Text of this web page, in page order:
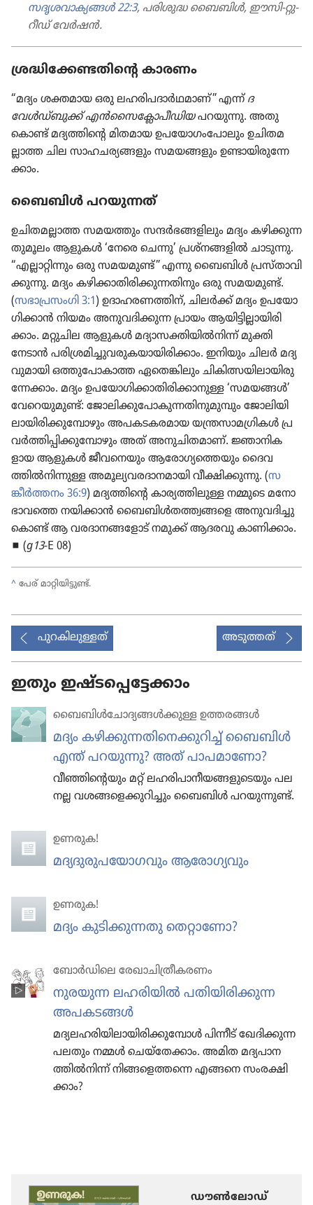
സദൃശവാക്യങ്ങൾ 22:3, പരിശുദ്ധ ബൈബിൾ, ഈസി-റ്റു-
റീഡ്‌ വേർഷൻ.
ശ്രദ്ധിക്കേണ്ടതിന്റെ കാരണം
“മദ്യം ശക്തമായ ഒരു ല​ഹ​രി​പ​ദാർഥ​മാണ്‌” എന്ന്‌ ദ
വേൾഡ്‌ബുക്ക്‌ എൻ​സൈ​ക്ലോ​പീ​ഡിയപറയുന്നു. അ​തു​
കൊണ്ട്‌ മദ്യത്തിന്റെ മിതമായ ഉ​പ​യോ​ഗം​പോ​ലും ഉ​ചി​ത​മ​
ല്ലാത്ത ചില സാ​ഹ​ച​ര്യ​ങ്ങളും സ​മ​യ​ങ്ങ​ളും ഉ​ണ്ടാ​യി​രു​ന്നേ​
ക്കാം.
ബൈബിൾ പ​റ​യു​ന്നത്‌
ഉ​ചി​ത​മ​ല്ലാത്ത സമയത്തും സ​ന്ദർഭ​ങ്ങ​ളി​ലും മദ്യം ക​ഴി​ക്കു​ന്ന​
തു​മൂ​ലം ആളുകൾ ‘നേരെ ചെന്നു’ പ്ര​ശ്‌ന​ങ്ങളിൽ ചാടുന്നു.
“എ​ല്ലാ​റ്റി​ന്നും ഒരു സ​മ​യ​മുണ്ട്‌” എന്നു ബൈബിൾ പ്ര​സ്‌താ​വി​
ക്കു​ന്നു. മദ്യം ക​ഴി​ക്കാ​തി​രി​ക്കു​ന്ന​തി​നും ഒരു സ​മ​യ​മുണ്ട്‌.
(സ​ഭാ​പ്ര​സംഗി 3:1) ഉ​ദാ​ഹ​ര​ണ​ത്തിന്‌, ചിലർക്ക്‌ മദ്യം ഉ​പ​യോ​
ഗി​ക്കാൻ നിയമം അ​നു​വ​ദി​ക്കുന്ന പ്രായം ആ​യി​ട്ടി​ല്ലാ​യി​രി​
ക്കാം. മറ്റുചില ആളുകൾ മ​ദ്യാ​സ​ക്തി​യിൽനിന്ന്‌ മു​ക്തി​
നേടാൻ പ​രി​ശ്ര​മി​ച്ചു​വ​രു​ക​യാ​യി​രി​ക്കാം. ഇനിയും ചിലർ മ​ദ്യ​
വു​മായി ഒ​ത്തു​പോ​കാത്ത ഏ​തെ​ങ്കി​ലും ചി​കി​ത്സ​യി​ലാ​യി​രു​
ന്നേക്കാം. മദ്യം ഉ​പ​യോ​ഗി​ക്കാ​തി​രി​ക്കാ​നുള്ള ‘സമയങ്ങൾ’
വേ​റെ​യു​മുണ്ട്‌: ജോ​ലി​ക്കു​പോ​കു​ന്ന​തി​നു​മു​മ്പും ജോ​ലി​യി​
ലാ​യി​രി​ക്കു​മ്പോ​ഴും അ​പ​ക​ട​ക​രമായ യ​ന്ത്ര​സാ​മ​ഗ്രി​കൾ പ്ര​
വർത്തി​പ്പി​ക്കു​മ്പോ​ഴും അത്‌ അ​നു​ചി​ത​മാണ്‌. ജ്ഞാ​നി​ക​
ളായ ആളുകൾ ജീ​വ​നെ​യും ആ​രോ​ഗ്യ​ത്തെ​യും ദൈ​വ​
ത്തിൽനി​ന്നുള്ള അ​മൂ​ല്യ​വ​ര​ദാ​ന​മായി വീ​ക്ഷി​ക്കു​ന്നു. (സ​
ങ്കീർത്തനം 36:9) മദ്യത്തിന്റെ കാ​ര്യ​ത്തി​ലുള്ള നമ്മുടെ മ​നോ​
ഭാ​വത്തെ നയിക്കാൻ ബൈ​ബിൾത​ത്ത്വ​ങ്ങളെ അ​നു​വ​ദി​ച്ചു​
കൊണ്ട്‌ ആ വ​ര​ദാ​ന​ങ്ങ​ളോട്‌ നമുക്ക്‌ ആദരവു കാ​ണി​ക്കാം.
◼ (g13-E 08)
^ പേര്‌ മാ​റ്റി​യി​ട്ടുണ്ട്‌.
പുറകിലുള്ളത് അടുത്തത്
ഇതും ഇഷ്ടപ്പെട്ടേക്കാം
ബൈബിൾചോ​ദ്യ​ങ്ങൾക്കുള്ള ഉത്തരങ്ങൾ
മദ്യം കഴിക്കു​ന്ന​തി​നെ​ക്കു​റിച്ച്‌ ബൈബിൾ
എന്ത്‌ പറയുന്നു? അത്‌ പാപമാണോ?
വീഞ്ഞി​ന്റെ​യും മറ്റ്‌ ലഹരി​പാ​നീ​യ​ങ്ങ​ളു​ടെ​യും പല
നല്ല വശങ്ങ​ളെ​ക്കു​റി​ച്ചും ബൈബിൾ പറയു​ന്നുണ്ട്‌.
ഉണരുക!
മദ്യദുരുപയോഗവും ആരോഗ്യവും
ഉണരുക!
മദ്യം കുടിക്കുന്നതു തെറ്റാണോ?
ബോർഡി​ലെ രേഖാ​ചി​ത്രീ​ക​ര​ണം
നുരയുന്ന ലഹരി​യിൽ പതിയി​രി​ക്കുന്ന
അപകടങ്ങൾ
മദ്യല​ഹ​രി​യി​ലാ​യി​രി​ക്കു​മ്പോൾ പിന്നീട്‌ ഖേദി​ക്കുന്ന
പലതും നമ്മൾ ചെയ്‌തേ​ക്കാം. അമിത മദ്യപാ​ന​
ത്തിൽനിന്ന്‌ നിങ്ങ​ളെ​ത്തന്നെ എങ്ങനെ സംരക്ഷി​
ക്കാം?
ഡൗണ്‍ലോഡ്